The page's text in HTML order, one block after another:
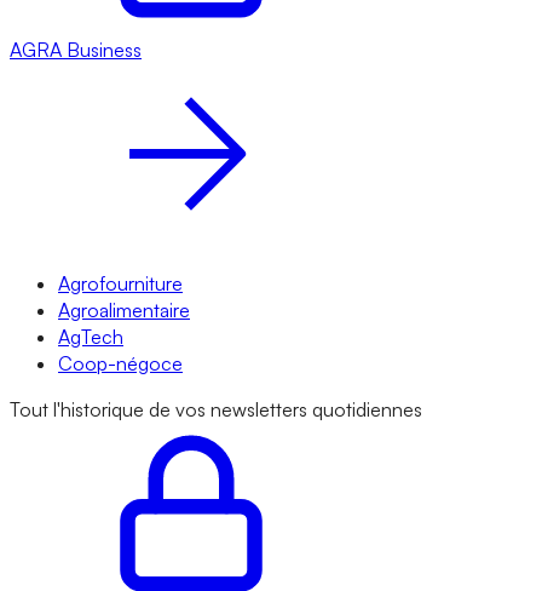
AGRA Business
Agrofourniture
Agroalimentaire
AgTech
Coop-négoce
Tout l'historique de vos newsletters quotidiennes